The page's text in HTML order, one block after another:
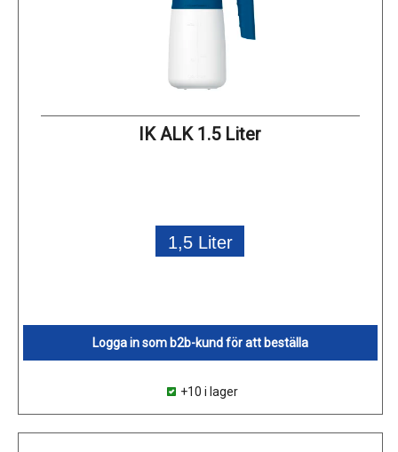
IK ALK 1.5 Liter
1,5 Liter
Logga in som b2b-kund för att beställa
+10 i lager